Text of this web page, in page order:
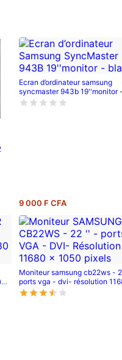
Ecran d’ordinateur samsung
syncmaster 943b
9 000 F CFA
Moniteur samsung cb22ws -
ports vga - dvi- résolution
1050 pixels